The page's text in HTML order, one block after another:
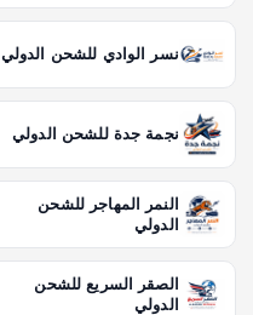
نسر الوادي للشحن الدولي
نجمة جدة للشحن الدولي
النمر المهاجر للشحن
الدولي
الصقر السريع للشحن
الدولي